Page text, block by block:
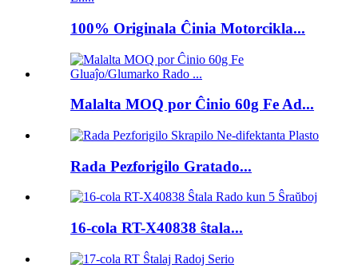
100% Originala Ĉinia Motorcikla...
Malalta MOQ por Ĉinio 60g Fe Ad...
Rada Pezforigilo Gratado...
16-cola RT-X40838 ŝtala...